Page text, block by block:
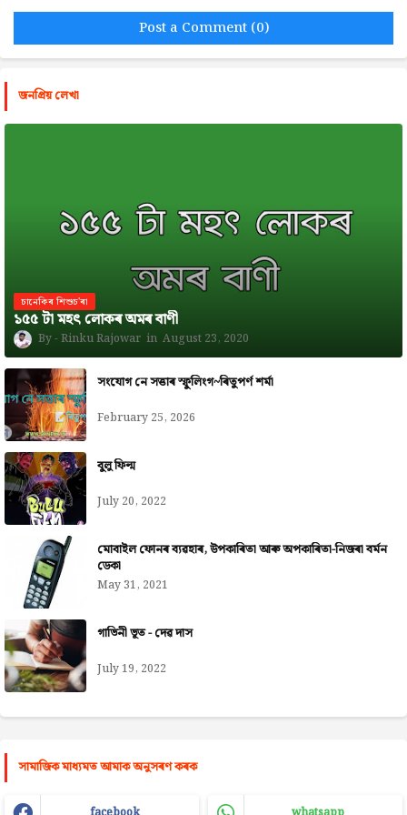
Post a Comment (0)
জনপ্রিয় লেখা
চানেকিৰ শিশুচ'ৰা
১৫৫ টা মহৎ লোকৰ অমৰ বাণী
Rinku Rajowar August 23, 2020
সংযোগ নে সত্তাৰ স্ফুলিংগ~ৰিতুপৰ্ণ শৰ্মা
February 25, 2026
বুলু ফিল্ম
July 20, 2022
মোবাইল ফোনৰ ব্যৱহাৰ, উপকাৰিতা আৰু অপকাৰিতা-নিজৰা বৰ্মন
ডেকা
May 31, 2021
গাভিনী ভূত - দেৱ দাস
July 19, 2022
সামাজিক মাধ্যমত আমাক অনুসৰণ কৰক